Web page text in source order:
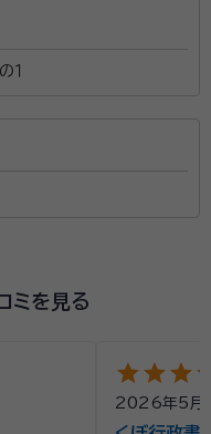
１
ミを見る
starstarstar
2026年5月